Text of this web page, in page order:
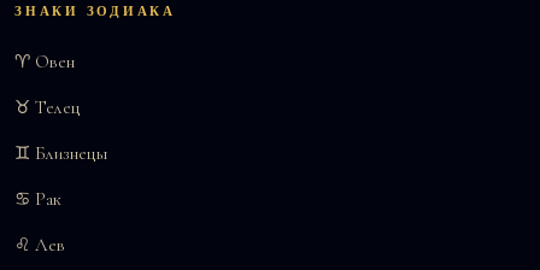
ЗНАКИ ЗОДИАКА
♈ Овен
♉ Телец
♊ Близнецы
♋ Рак
♌ Лев